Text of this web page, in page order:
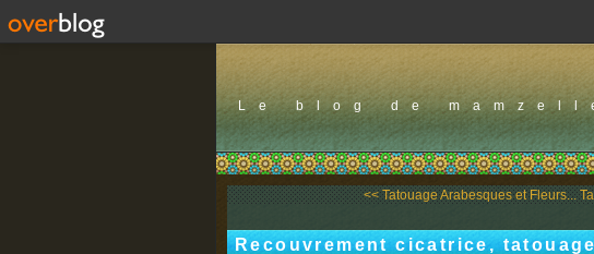
Le blog de
<< Tatouage Arabesques et Fleurs...
Recouvrement cicatrice,